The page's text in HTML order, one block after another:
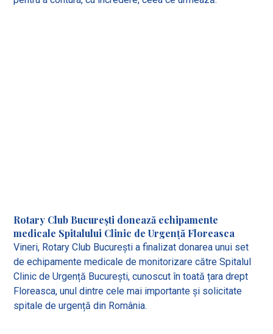
Rotary Club București donează echipamente
medicale Spitalului Clinic de Urgență Floreasca
Vineri, Rotary Club București a finalizat donarea unui set
de echipamente medicale de monitorizare către Spitalul
Clinic de Urgență București, cunoscut în toată țara drept
Floreasca, unul dintre cele mai importante și solicitate
spitale de urgență din România.